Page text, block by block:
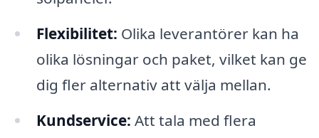
Flexibilitet: Olika leverantörer kan ha
olika lösningar och paket, vilket kan ge
dig fler alternativ att välja mellan.
Kundservice: Att tala med flera